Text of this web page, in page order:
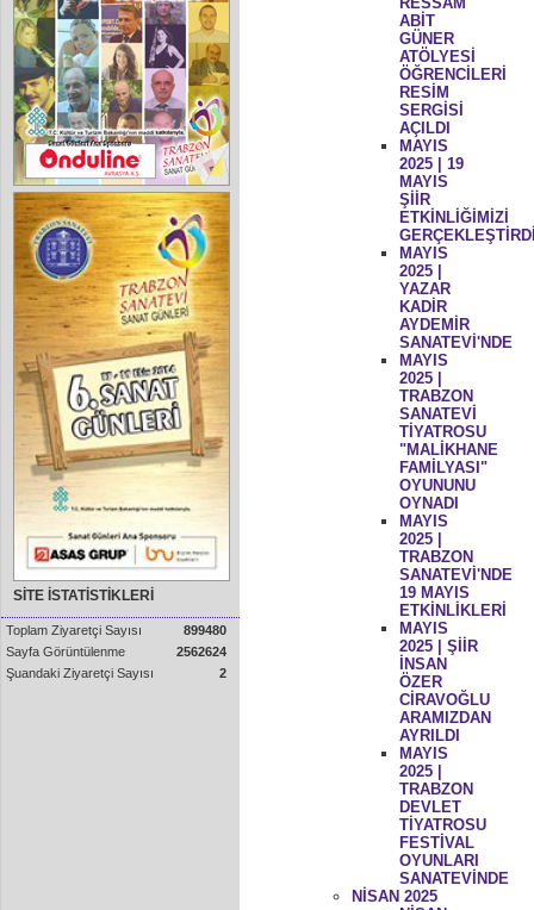
SİTE İSTATİSTİKLERİ
Toplam Ziyaretçi Sayısı
899480
Sayfa Görüntülenme
2562624
Şuandaki Ziyaretçi Sayısı
2
ABİT
GÜNER
ATÖLYESİ
ÖĞRENCİLERİ
RESİM
SERGİSİ
AÇILDI
MAYIS
2025 | 19
MAYIS
ŞİİR
ETKİNLİĞİMİZİ
MAYIS
2025 |
YAZAR
KADİR
AYDEMİR
SANATEVİ'NDE
MAYIS
2025 |
TRABZON
SANATEVİ
TİYATROSU
"MALİKHANE
FAMİLYASI"
OYUNUNU
OYNADI
MAYIS
2025 |
TRABZON
SANATEVİ'NDE
19 MAYIS
ETKİNLİKLERİ
MAYIS
2025 | ŞİİR
İNSAN
ÖZER
CİRAVOĞLU
ARAMIZDAN
AYRILDI
MAYIS
2025 |
TRABZON
DEVLET
TİYATROSU
FESTİVAL
OYUNLARI
SANATEVİNDE
NİSAN 2025